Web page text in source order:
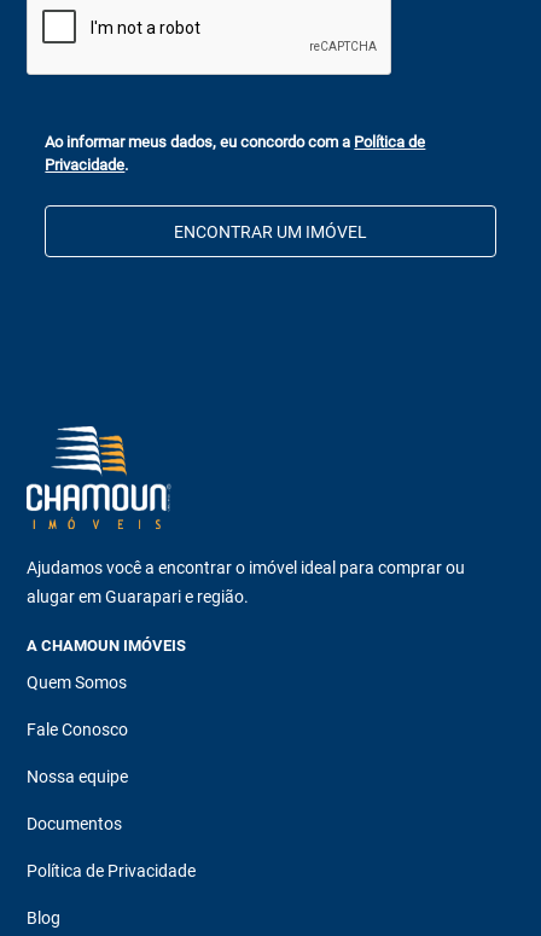
Ao informar meus dados, eu concordo com a Política de
Privacidade.
ENCONTRAR UM IMÓVEL
Ajudamos você a encontrar o imóvel ideal para comprar ou
alugar em Guarapari e região.
A CHAMOUN IMÓVEIS
Quem Somos
Fale Conosco
Nossa equipe
Documentos
Política de Privacidade
Blog